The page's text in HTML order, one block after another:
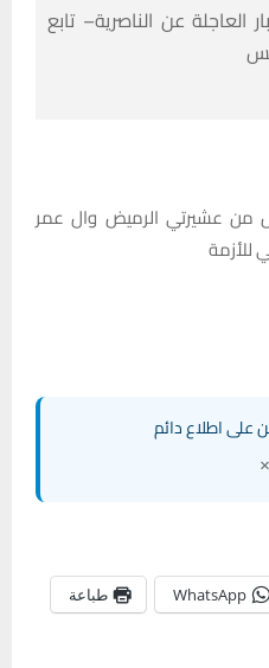
عن الناصرية– تابع
من عشيرتي الرميض وال عمر
للأزمة
على اطلاع دائم
×
WhatsApp طباعة